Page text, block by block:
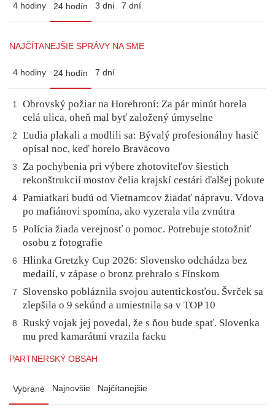
4 hodiny 24 hodín 3 dni 7 dní
NAJČÍTANEJŠIE SPRÁVY NA SME
4 hodiny 24 hodín 7 dní
1
Obrovský požiar na Horehroní: Za pár minút horela
celá ulica, oheň mal byť založený úmyselne
2
Ľudia plakali a modlili sa: Bývalý profesionálny hasič
opísal noc, keď horelo Braväcovo
3
Za pochybenia pri výbere zhotoviteľov šiestich
rekonštrukcií mostov čelia krajskí cestári ďalšej pokute
4 Pamiatkari budú od Vietnamcov žiadať nápravu. Vdova
po mafiánovi spomína, ako vyzerala vila zvnútra
5
Polícia žiada verejnosť o pomoc. Potrebuje stotožniť
osobu z fotografie
6
Hlinka Gretzky Cup 2026: Slovensko odchádza bez
medailí, v zápase o bronz prehralo s Fínskom
7
Slovensko pobláznila svojou autentickosťou. Švrček sa
zlepšila o 9 sekúnd a umiestnila sa v TOP 10
8
Ruský vojak jej povedal, že s ňou bude spať. Slovenka
mu pred kamarátmi vrazila facku
PARTNERSKÝ OBSAH
Vybrané Najnovšie Najčítanejšie